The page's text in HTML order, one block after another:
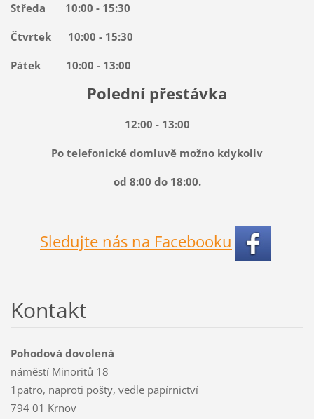
Středa 10:00 - 15:30
Čtvrtek 10:00 - 15:30
Pátek 10:00 - 13:00
Polední přestávka
12:00 - 13:00
Po telefonické domluvě možno kdykoliv
od 8:00 do 18:00.
Sledujte nás na Facebooku
Kontakt
Pohodová dovolená
náměstí Minoritů 18
1patro, naproti pošty, vedle papírnictví
794 01 Krnov